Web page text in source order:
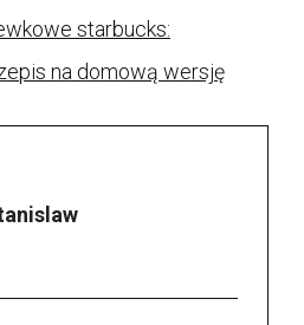
starbucks:
na domową wersję